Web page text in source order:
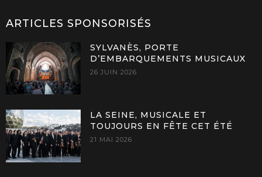
ARTICLES SPONSORISÉS
SYLVANÈS, PORTE
D’EMBARQUEMENTS MUSICAUX
26 JUIN 2026
LA SEINE, MUSICALE ET
TOUJOURS EN FÊTE CET ÉTÉ
21 MAI 2026